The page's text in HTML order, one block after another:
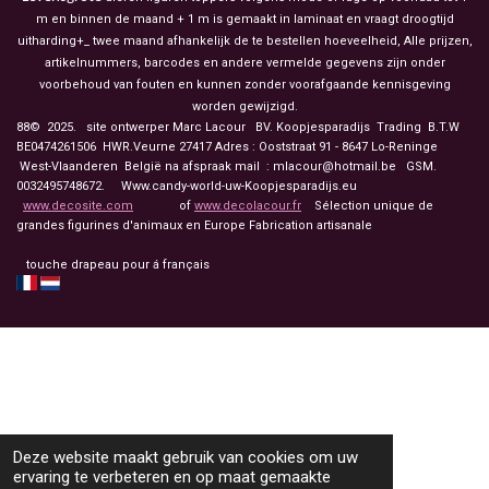
Deze website maakt gebruik van cookies om uw
ervaring te verbeteren en op maat gemaakte
m en binnen de maand + 1 m is gemaakt in laminaat en vraagt droogtijd
uitharding+_ twee maand afhankelijk de te bestellen hoeveelheid, Alle prijzen,
artikelnummers, barcodes en andere vermelde gegevens zijn onder
voorbehoud van fouten en kunnen zonder voorafgaande kennisgeving
worden gewijzigd.
88© 2025. site ontwerper Marc Lacour BV. Koopjesparadijs Trading
B.T.W
BE0474261506 HWR.Veurne 27417 Adres : Ooststraat 91 - 8647 Lo-Reninge
West-Vlaanderen België na afspraak mail : mlacour@hotmail.be GSM.
0032495748672. Www.candy-world-uw-Koopjesparadijs.eu
www.decosite.com of www.decolacour.fr Sélection unique de
grandes figurines d'animaux en Europe Fabrication artisanale
touche drapeau pour á français